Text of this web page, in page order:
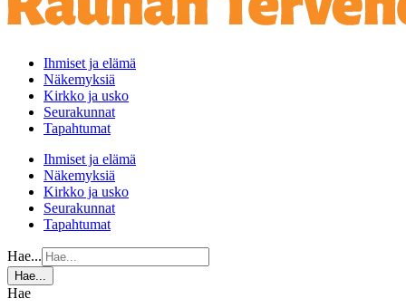
Ihmiset ja elämä
Näkemyksiä
Kirkko ja usko
Seurakunnat
Tapahtumat
Ihmiset ja elämä
Näkemyksiä
Kirkko ja usko
Seurakunnat
Tapahtumat
Hae...
Hae...
Hae